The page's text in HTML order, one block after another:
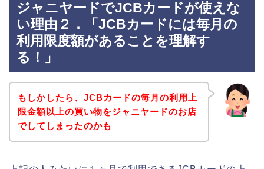
ジャニヤードでJCBカードが使えな
い理由２．「JCBカードには毎月の
利用限度額があることを理解す
る！」
もしかしたら、JCBカードの毎月の利用上
限金額以上の買い物をジャニヤードのお店
でしてしまったのかも